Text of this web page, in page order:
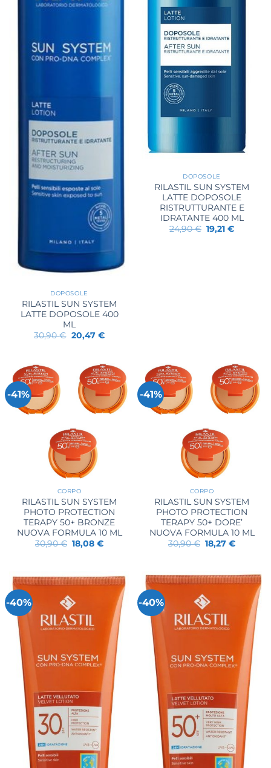
DOPOSOLE
RILASTIL SUN SYSTEM
LATTE DOPOSOLE 400
ML
30,90€ Il
prezzo
30,90 €.
20,47 €Il
20,47 €.
DOPOSOLE
RILASTIL SUN SYSTEM
LATTE DOPOSOLE
RISTRUTTURANTE E
IDRATANTE 400 ML
24,90€ Il
prezzo
19,21€Il
-41%
CORPO
RILASTIL SUN SYSTEM
PHOTO PROTECTION
TERAPY 50+ BRONZE
NUOVA FORMULA 10 ML
30,90€ Il
prezzo
30,90 €.
18,08€Il
18,08 €.
-41%
CORPO
RILASTIL SUN SYSTEM
PHOTO PROTECTION
TERAPY 50+ DORE’
NUOVA FORMULA 10 ML
30,90€ Il
prezzo
30,90 €.
18,27€Il
18,27 €.
-40% -40%